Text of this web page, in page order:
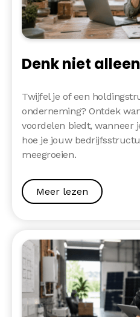
Denk niet
Twijfel je of een
onderneming? Ontdek
voordelen biedt, wanneer
hoe je jouw
meegroeien.
Meer lezen